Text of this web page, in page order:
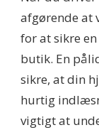
afgørende at
for at sikre
butik. En
sikre, at din
hurtig
vigtigt at